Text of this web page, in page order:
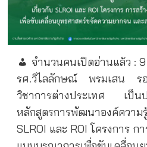
จำนวนคนเปิดอ่านแล้ว : 9
รศ.วิไลลักษณ์ พรมเสน รอ
วิชาการต่างประเทศ เป็นป
หลักสูตรการพัฒนาองค์ความ
SLROI และ ROI โครงการ ก